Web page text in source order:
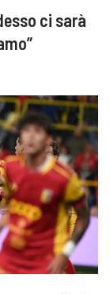
ci sarà